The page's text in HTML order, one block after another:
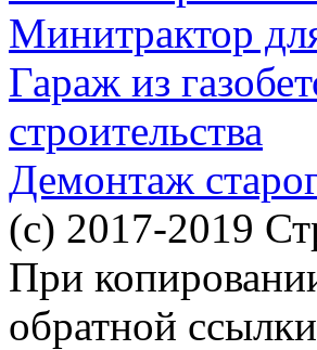
Минитрактор
Гараж из
строительства
Демонтаж
(c) 2017-2019
При
обратной